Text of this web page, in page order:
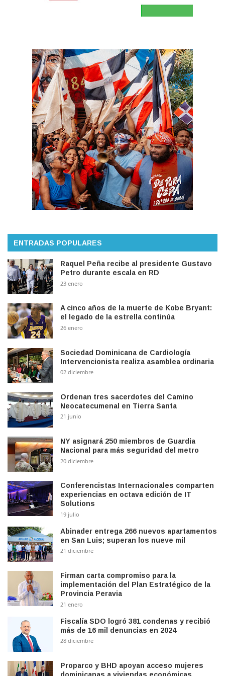
ENTRADAS POPULARES
Raquel Peña recibe al presidente Gustavo
Petro durante escala en RD
23 enero
A cinco años de la muerte de Kobe Bryant:
el legado de la estrella continúa
26 enero
Sociedad Dominicana de Cardiología
Intervencionista realiza asamblea ordinaria
02 diciembre
Ordenan tres sacerdotes del Camino
Neocatecumenal en Tierra Santa
21 junio
NY asignará 250 miembros de Guardia
Nacional para más seguridad del metro
20 diciembre
Conferencistas Internacionales comparten
experiencias en octava edición de IT
Solutions
19 julio
Abinader entrega 266 nuevos apartamentos
en San Luis; superan los nueve mil
21 diciembre
Firman carta compromiso para la
implementación del Plan Estratégico de la
Provincia Peravia
21 enero
Fiscalía SDO logró 381 condenas y recibió
más de 16 mil denuncias en 2024
28 diciembre
Proparco y BHD apoyan acceso mujeres